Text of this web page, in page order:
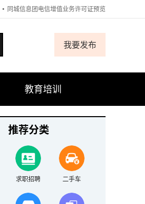
同城信息团电信增值业务许可证预览
我要发布
教育培训
推荐分类
求职招聘 二手车